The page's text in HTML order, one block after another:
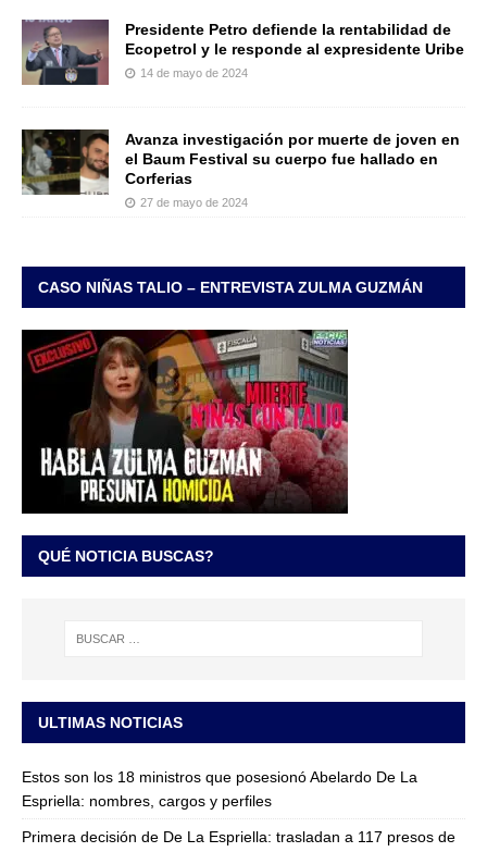
Presidente Petro defiende la rentabilidad de
Ecopetrol y le responde al expresidente Uribe
14 de mayo de 2024
Avanza investigación por muerte de joven en
el Baum Festival su cuerpo fue hallado en
Corferias
27 de mayo de 2024
CASO NIÑAS TALIO – ENTREVISTA ZULMA GUZMÁN
QUÉ NOTICIA BUSCAS?
ULTIMAS NOTICIAS
Estos son los 18 ministros que posesionó Abelardo De La
Espriella: nombres, cargos y perfiles
Primera decisión de De La Espriella: trasladan a 117 presos de